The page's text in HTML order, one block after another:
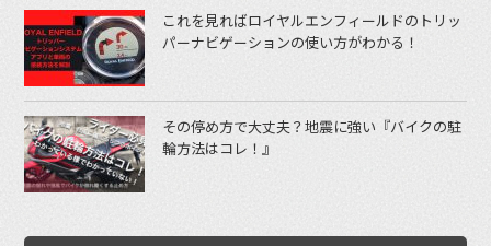
これを見ればロイヤルエンフィールドのトリッ
パーナビゲーションの使い方がわかる！
その停め方で大丈夫？地震に強い『バイクの駐
輪方法はコレ！』